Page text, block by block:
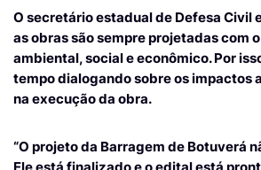
O secretário estadual de Defesa Civil
as obras são sempre projetadas com
ambiental, social e econômico. Por
tempo dialogando sobre os impactos
na execução da obra.
“O projeto da Barragem de Botuverá